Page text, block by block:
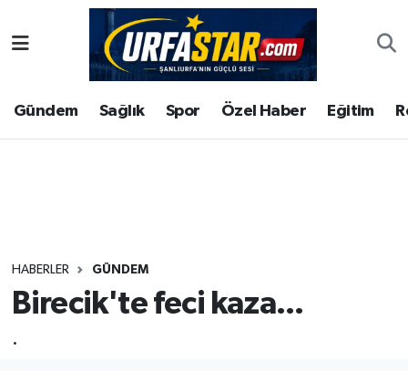
Gündem Sağlık Spor Özel Haber Eğitim
HABERLER GÜNDEM
Birecik'te feci kaza...
.
ASAYİS
ÇEVRE
Gündem
Şanlıurfa Nöbetçi Eczaneler
Şanlıurfa Hava Durumu
Tüm Manşetler